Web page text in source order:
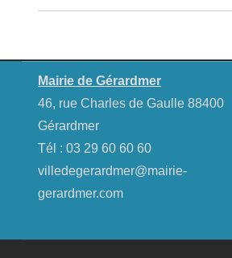
Mairie de Gérardmer
46, rue Charles de Gaulle 88400
Gérardmer
Tél : 03 29 60 60 60
villedegerardmer@mairie-
gerardmer.com